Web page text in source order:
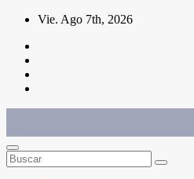
Saltar
contenido
Vie. Ago 7th, 2026